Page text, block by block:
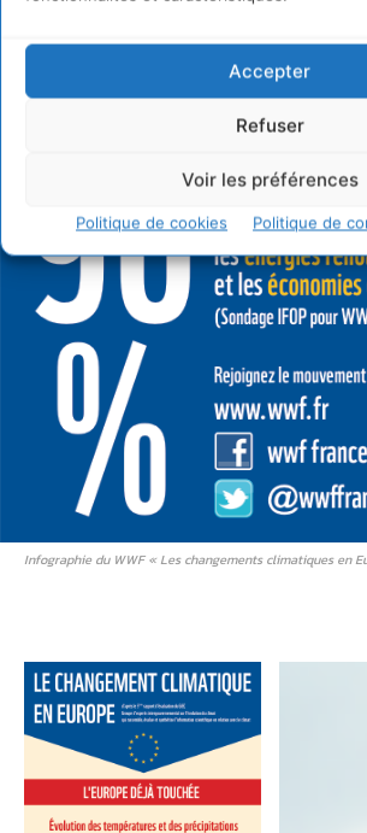
Accepter
Refuser
Voir les préférences
Politique de cookies Politique de
Infographie du WWF « Les changements climatiques en